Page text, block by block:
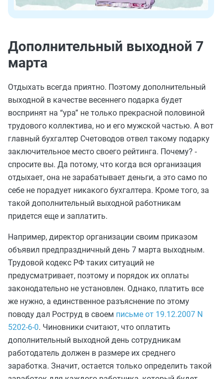
Дополнительный выходной 7
марта
Отдыхать всегда приятно. Поэтому дополнительный
выходной в качестве весеннего подарка будет
воспринят на “ура” не только прекрасной половиной
трудового коллектива, но и его мужской частью. А вот
главный бухгалтер Счетоводов отвел такому подарку
заключительное место своего рейтинга. Почему? -
спросите вы. Да потому, что когда вся организация
отдыхает, она не зарабатывает деньги, а это само по
себе не порадует никакого бухгалтера. Кроме того, за
такой дополнительный выходной работникам
придется еще и заплатить.
Например, директор организации своим приказом
объявил предпраздничный день 7 марта выходным.
Трудовой кодекс РФ таких ситуаций не
предусматривает, поэтому и порядок их оплаты
законодательно не установлен. Однако, платить все
же нужно, а единственное разъяснение по этому
поводу дал Роструд в своем письме от 19.12.2007 N
5202-6-0. Чиновники считают, что оплатить
дополнительный выходной день сотрудникам
работодатель должен в размере их среднего
заработка. Значит, остается только определить такой